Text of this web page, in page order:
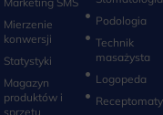
Mierzenie
konwersji‎
Statystyki
Magazyn
produktów i
sprzętu
Technik
masażysta
Logopeda